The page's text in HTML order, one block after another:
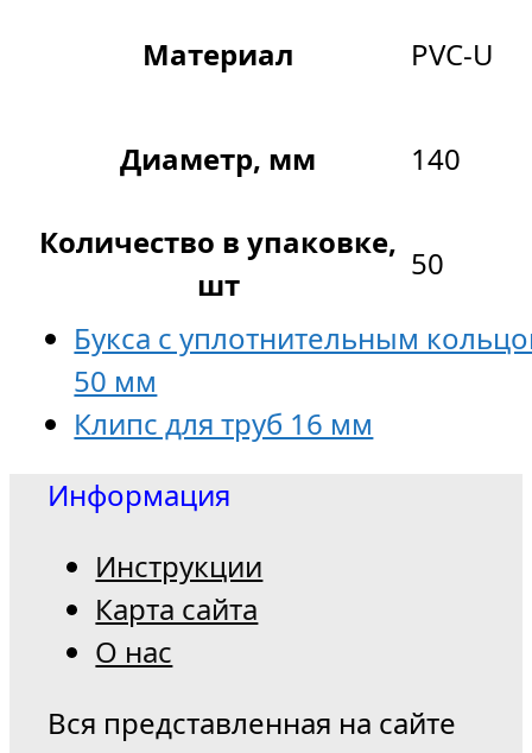
Материал
PVC-U
Диаметр, мм 140
Количество в упаковке,
шт
50
Букса с уплотнительным
50 мм
Клипс для труб 16 мм
Информация
Инструкции
Карта сайта
О нас
Вся представленная на сайте